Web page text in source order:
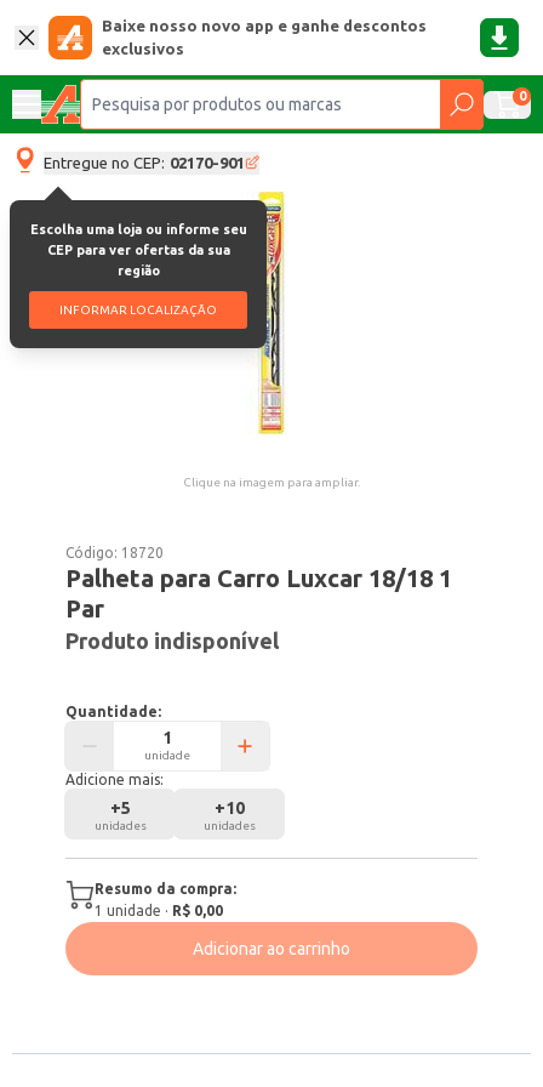
Baixe nosso novo app e ganhe descontos
exclusivos
0
Entregue no CEP: 02170-901
Escolha uma loja ou informe seu
CEP para ver ofertas da sua
região
INFORMAR LOCALIZAÇÃO
Clique na imagem para ampliar.
Código: 18720
Palheta para Carro Luxcar 18/18 1
Par
Produto indisponível
Quantidade:
unidade
Adicione mais:
+5
unidades
+10
unidades
Resumo da compra:
1 unidade · R$ 0,00
Adicionar ao carrinho